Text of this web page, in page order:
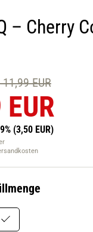
– Cherry
EUR
(3,50 EUR)